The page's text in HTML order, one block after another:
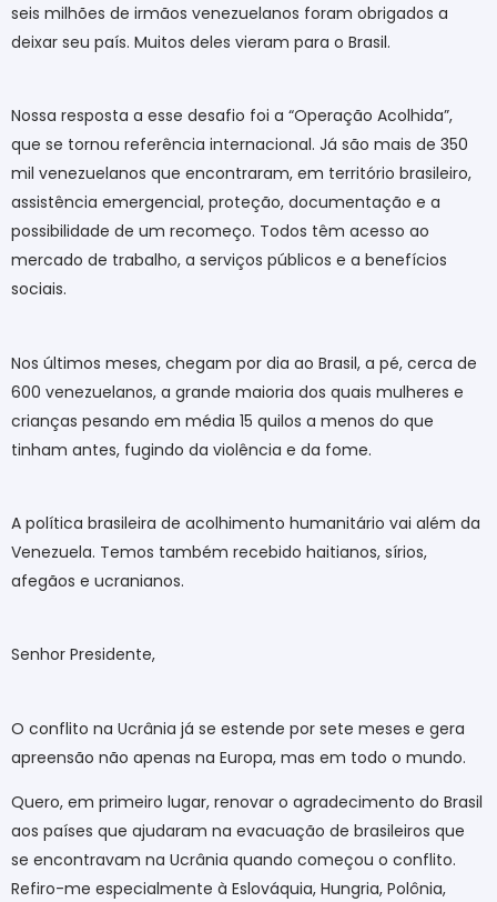
seis milhões de irmãos venezuelanos foram obrigados a
deixar seu país. Muitos deles vieram para o Brasil.
Nossa resposta a esse desafio foi a “Operação Acolhida”,
que se tornou referência internacional. Já são mais de 350
mil venezuelanos que encontraram, em território brasileiro,
assistência emergencial, proteção, documentação e a
possibilidade de um recomeço. Todos têm acesso ao
mercado de trabalho, a serviços públicos e a benefícios
sociais.
Nos últimos meses, chegam por dia ao Brasil, a pé, cerca de
600 venezuelanos, a grande maioria dos quais mulheres e
crianças pesando em média 15 quilos a menos do que
tinham antes, fugindo da violência e da fome.
A política brasileira de acolhimento humanitário vai além da
Venezuela. Temos também recebido haitianos, sírios,
afegãos e ucranianos.
Senhor Presidente,
O conflito na Ucrânia já se estende por sete meses e gera
apreensão não apenas na Europa, mas em todo o mundo.
Quero, em primeiro lugar, renovar o agradecimento do Brasil
aos países que ajudaram na evacuação de brasileiros que
se encontravam na Ucrânia quando começou o conflito.
Refiro-me especialmente à Eslováquia, Hungria, Polônia,